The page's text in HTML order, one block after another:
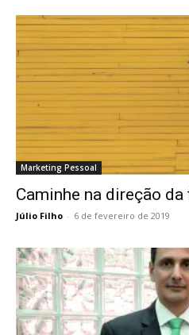
Marketing Pessoal
Caminhe na direção
Júlio Filho - 6 de fevereiro de 2019